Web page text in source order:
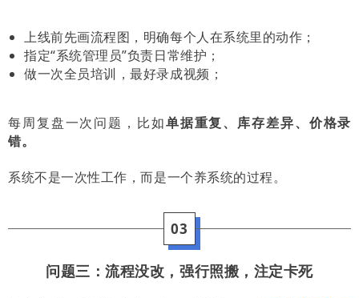
上线前先画流程图，明确每个人在系统里的动作；
指定“系统管理员”负责日常维护；
做一次全员培训，最好录成视频；
每周复盘一次问题，比如单据重复、库存差异、价格录
错。
系统不是一次性工作，而是一个养系统的过程。
03
问题三：流程没改，强行照搬，注定卡死